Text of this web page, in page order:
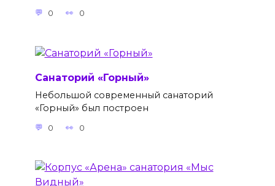
0 0
Санаторий «Горный»
Небольшой современный санаторий
«Горный» был построен
0 0